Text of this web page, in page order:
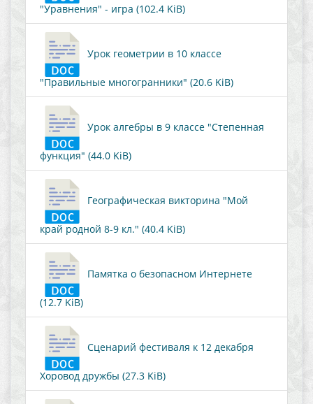
"Уравнения" - игра (102.4 KiB)
Урок геометрии в 10 классе
"Правильные многогранники" (20.6 KiB)
Урок алгебры в 9 классе "Степенная
функция" (44.0 KiB)
Географическая викторина "Мой
край родной 8-9 кл." (40.4 KiB)
Памятка о безопасном Интернете
(12.7 KiB)
Сценарий фестиваля к 12 декабря
Хоровод дружбы (27.3 KiB)